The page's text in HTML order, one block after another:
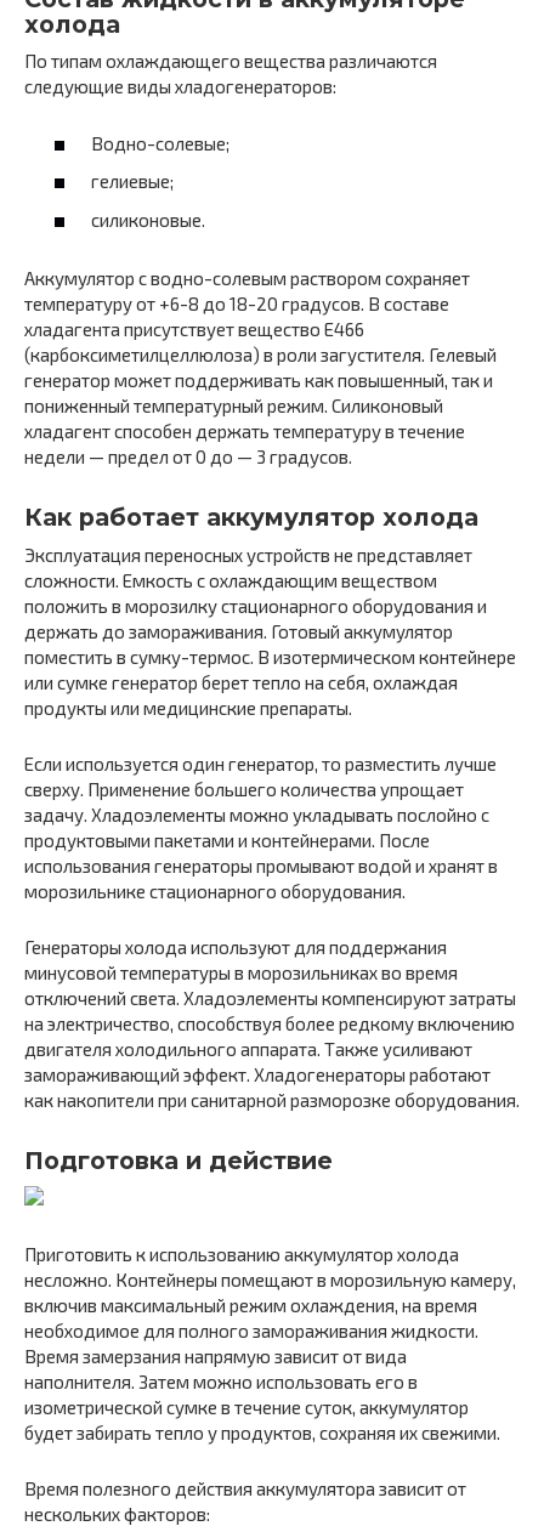
холода
По типам охлаждающего вещества различаются
следующие виды хладогенераторов:
Водно-солевые;
гелиевые;
силиконовые.
Аккумулятор с водно-солевым раствором сохраняет
температуру от +6-8 до 18-20 градусов. В составе
хладагента присутствует вещество Е466
(карбоксиметилцеллюлоза) в роли загустителя. Гелевый
генератор может поддерживать как повышенный, так и
пониженный температурный режим. Силиконовый
хладагент способен держать температуру в течение
недели — предел от 0 до — 3 градусов.
Как работает аккумулятор холода
Эксплуатация переносных устройств не представляет
сложности. Емкость с охлаждающим веществом
положить в морозилку стационарного оборудования и
держать до замораживания. Готовый аккумулятор
поместить в сумку-термос. В изотермическом контейнере
или сумке генератор берет тепло на себя, охлаждая
продукты или медицинские препараты.
Если используется один генератор, то разместить лучше
сверху. Применение большего количества упрощает
задачу. Хладоэлементы можно укладывать послойно с
продуктовыми пакетами и контейнерами. После
использования генераторы промывают водой и хранят в
морозильнике стационарного оборудования.
Генераторы холода используют для поддержания
минусовой температуры в морозильниках во время
отключений света. Хладоэлементы компенсируют затраты
на электричество, способствуя более редкому включению
двигателя холодильного аппарата. Также усиливают
замораживающий эффект. Хладогенераторы работают
как накопители при санитарной разморозке оборудования.
Подготовка и действие
Приготовить к использованию аккумулятор холода
несложно. Контейнеры помещают в морозильную камеру,
включив максимальный режим охлаждения, на время
необходимое для полного замораживания жидкости.
Время замерзания напрямую зависит от вида
наполнителя. Затем можно использовать его в
изометрической сумке в течение суток, аккумулятор
будет забирать тепло у продуктов, сохраняя их свежими.
Время полезного действия аккумулятора зависит от
нескольких факторов: